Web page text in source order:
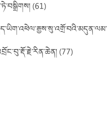
(61)
(77)